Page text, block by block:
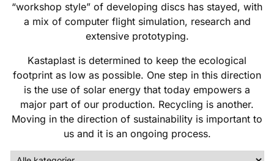
“workshop style” of developing discs has stayed, with
a mix of computer flight simulation, research and
extensive prototyping.
Kastaplast is determined to keep the ecological
footprint as low as possible. One step in this direction
is the use of solar energy that today empowers a
major part of our production. Recycling is another.
Moving in the direction of sustainability is important to
us and it is an ongoing process.